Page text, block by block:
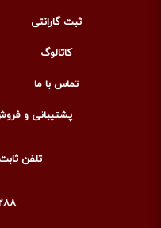
ثبت گارانتی
کاتالوگ
تماس با ما
پشتیبانی و فروش
تلفن ثابت :